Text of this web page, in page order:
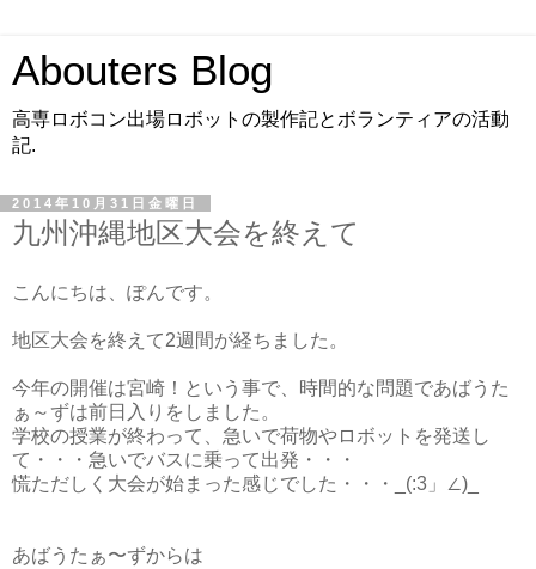
Abouters Blog
高専ロボコン出場ロボットの製作記とボランティアの活動
記.
2014年10月31日金曜日
九州沖縄地区大会を終えて
こんにちは、ぽんです。
地区大会を終えて2週間が経ちました。
今年の開催は宮崎！という事で、時間的な問題であばうた
ぁ～ずは前日入りをしました。
学校の授業が終わって、急いで荷物やロボットを発送し
て・・・急いでバスに乗って出発・・・
慌ただしく大会が始まった感じでした・・・_(:3」∠)_
あばうたぁ〜ずからは